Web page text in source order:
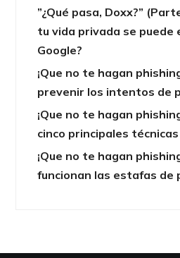
”¿Qué pasa, Doxx?”
tu vida privada se puede
Google?
¡Que no te hagan
prevenir los intentos de
¡Que no te hagan
cinco principales
¡Que no te hagan
funcionan las estafas de